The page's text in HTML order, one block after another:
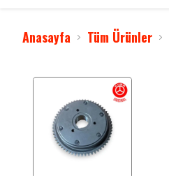
FRECCIA 150
M502 N
BLADE 350
VN50 PRO
NMAX 125 / 2015-2020
INTERCOM
Anasayfa Tüm Ürünler